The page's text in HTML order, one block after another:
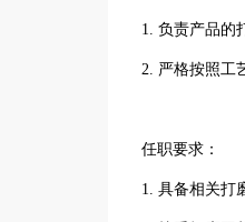
1. 负责产品的
2. 严格按照工
任职要求：
1. 具备相关打